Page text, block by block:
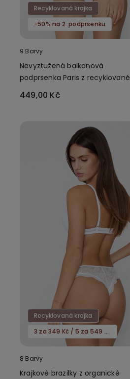
Recyklovaná krajka
-50% na 2. podprsenku
9 Barvy
Nevyztužená balkonová
podprsenka Paris z recyklované
449,00 Kč
Recyklovaná krajka
3 za 349 Kč / 5 za 549 Kč
8 Barvy
Krajkové brazilky z organické